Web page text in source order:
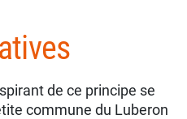
de ce principe se
commune du Luberon